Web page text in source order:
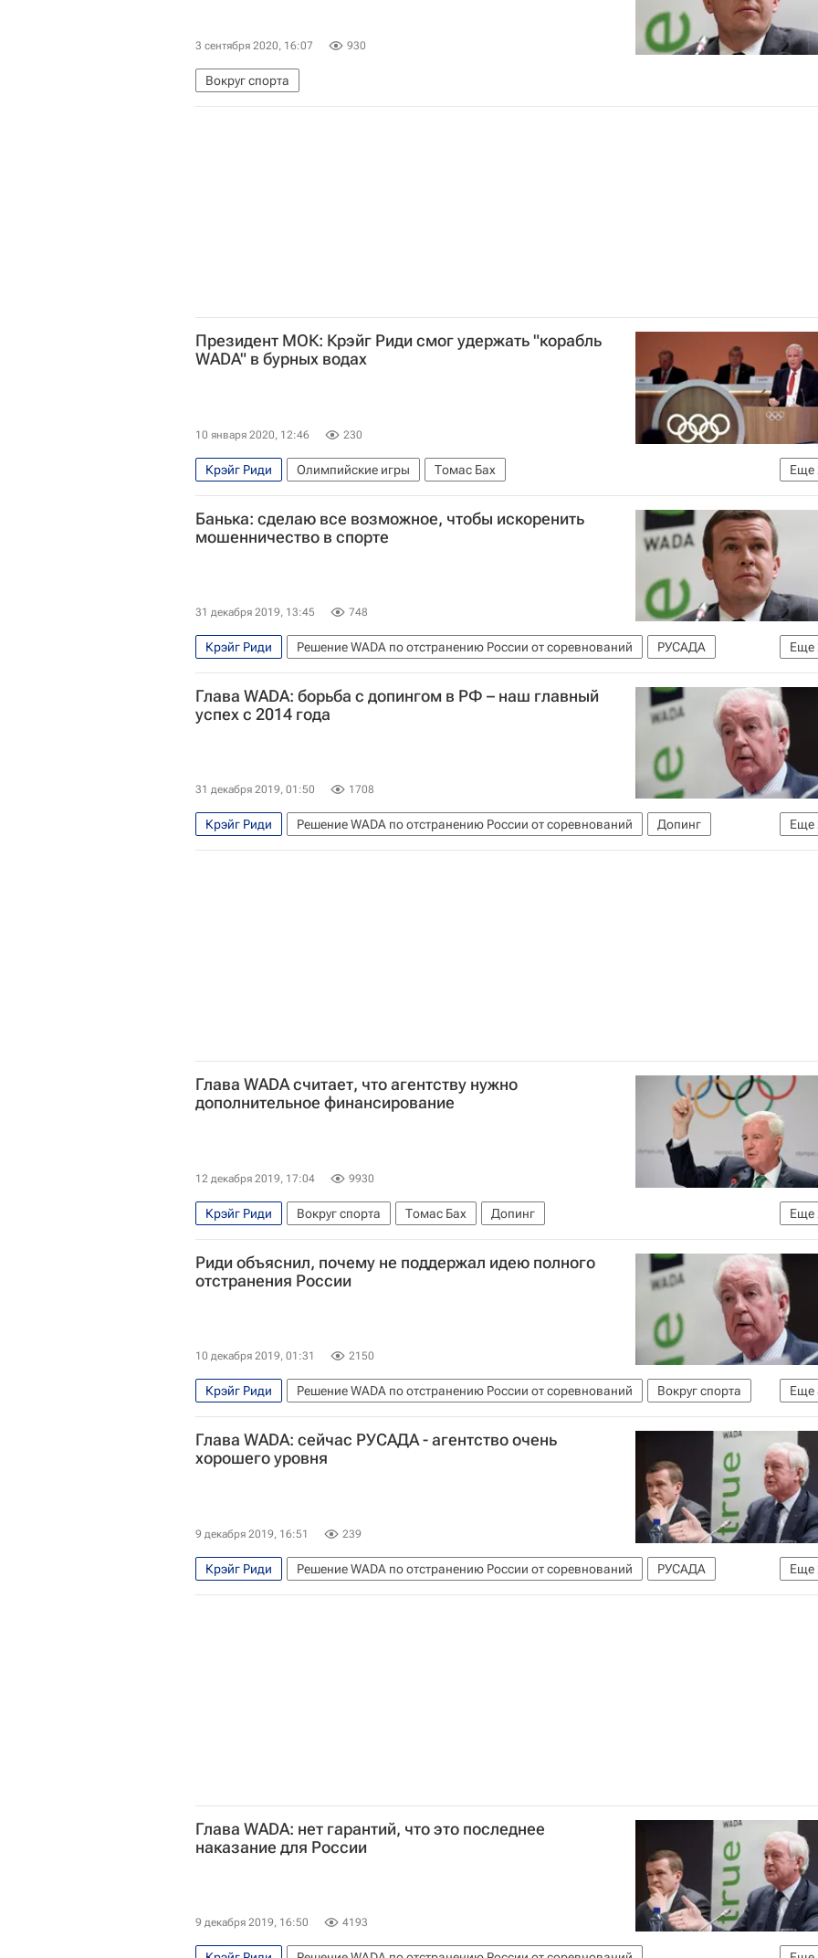
3 сентября 2020, 16:07 930
Вокруг спорта
Президент МОК: Крэйг Риди смог удержать "корабль
WADA" в бурных водах
10 января 2020, 12:46 230
Еще
Крэйг Риди Олимпийские игры
Томас Бах
Международный олимпийский комитет (МОК)
Всемирное антидопинговое агентство (WADA)
Банька: сделаю все возможное, чтобы искоренить
мошенничество в спорте
31 декабря 2019, 13:45 748
Еще
Крэйг Риди Решение WADA по отстранению России от соревнований
РУСАДА
Всемирное антидопинговое агентство (WADA)
Витольд Банька
Глава WADA: борьба с допингом в РФ – наш главный
успех с 2014 года
31 декабря 2019, 01:50 1708
Еще
Крэйг Риди Решение WADA по отстранению России от соревнований
Допинг
РУСАДА
Всемирное антидопинговое агентство (WADA)
Глава WADA считает, что агентству нужно
дополнительное финансирование
12 декабря 2019, 17:04 9930
Еще
Крэйг Риди Вокруг спорта Томас Бах
Допинг
Всемирное антидопинговое агентство (WADA)
Витольд Банька
Риди объяснил, почему не поддержал идею полного
отстранения России
10 декабря 2019, 01:31 2150
Еще
Крэйг Риди Решение WADA по отстранению России от соревнований
Вокруг спорта
РУСАДА
Всемирное антидопинговое агентство (WADA)
Решение WADA по отстранению России от соревнований
Глава WADA: сейчас РУСАДА - агентство очень
хорошего уровня
9 декабря 2019, 16:51 239
Еще
Крэйг Риди Решение WADA по отстранению России от соревнований
РУСАДА
Всемирное антидопинговое агентство (WADA)
Глава WADA: нет гарантий, что это последнее
наказание для России
9 декабря 2019, 16:50 4193